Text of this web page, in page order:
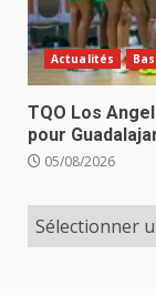
Actualités
TQO Los
pour
05/08/2026